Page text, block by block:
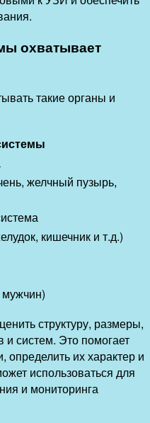
охватывает
такие органы и
желчный пузырь,
кишечник и т.д.)
мужчин)
структуру, размеры,
систем. Это помогает
их характер и
использоваться для
и мониторинга